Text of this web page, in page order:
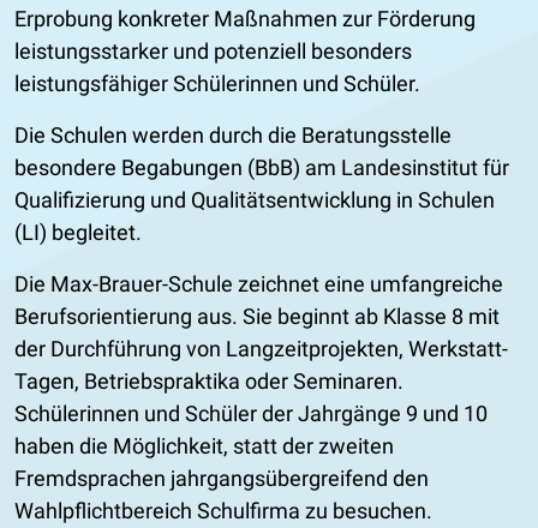
Erprobung konkreter Maßnahmen zur Förderung
leistungsstarker und potenziell besonders
leistungsfähiger Schülerinnen und Schüler.
Die Schulen werden durch die Beratungsstelle
besondere Begabungen (BbB) am Landesinstitut für
Qualifizierung und Qualitätsentwicklung in Schulen
(LI) begleitet.
Die Max-Brauer-Schule zeichnet eine umfangreiche
Berufsorientierung aus. Sie beginnt ab Klasse 8 mit
der Durchführung von Langzeitprojekten, Werkstatt-
Tagen, Betriebspraktika oder Seminaren.
Schülerinnen und Schüler der Jahrgänge 9 und 10
haben die Möglichkeit, statt der zweiten
Fremdsprachen jahrgangsübergreifend den
Wahlpflichtbereich Schulfirma zu besuchen.